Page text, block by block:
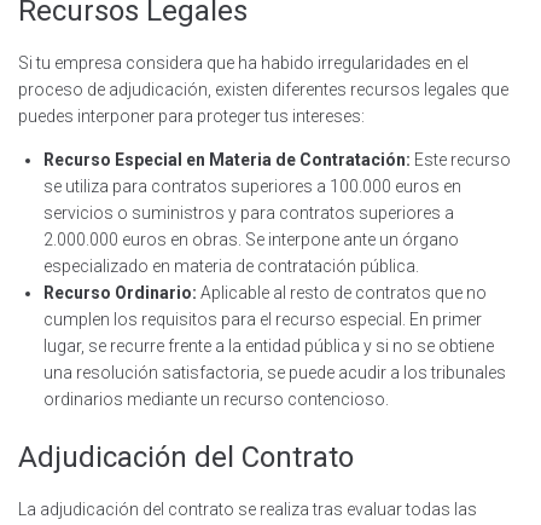
Recursos Legales
Si tu empresa considera que ha habido irregularidades en el
proceso de adjudicación, existen diferentes recursos legales que
puedes interponer para proteger tus intereses:
Recurso Especial en Materia de Contratación: Este recurso
se utiliza para contratos superiores a 100.000 euros en
servicios o suministros y para contratos superiores a
2.000.000 euros en obras. Se interpone ante un órgano
especializado en materia de contratación pública.
Recurso Ordinario: Aplicable al resto de contratos que no
cumplen los requisitos para el recurso especial. En primer
lugar, se recurre frente a la entidad pública y si no se obtiene
una resolución satisfactoria, se puede acudir a los tribunales
ordinarios mediante un recurso contencioso.
Adjudicación del Contrato
La adjudicación del contrato se realiza tras evaluar todas las